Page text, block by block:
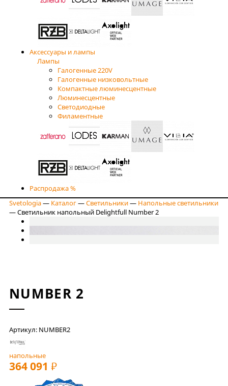
Аксессуары и лампы
Лампы
Галогенные 220V
Галогенные низковольтные
Компактные люминесцентные
Люминесцентные
Светодиодные
Филаментные
Распродажа %
Svetologia— Каталог—Светильники— Напольные светильники
—Светильник напольный Delightfull Number 2
NUMBER 2
Артикул: NUMBER2
напольные
364 091 РУБ